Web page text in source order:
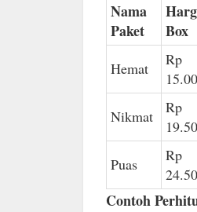
Nama
Paket
Box
Hemat
Rp
Nikmat
Rp
Puas
Rp
Contoh